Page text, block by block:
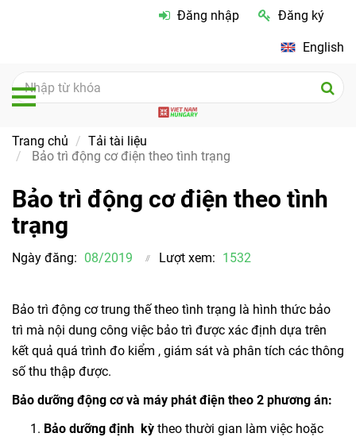
Bảo trì động cơ điện theo tình
trạng
Ngày đăng: 08/2019 Lượt xem: 1532
Bảo trì động cơ trung thế theo tình trạng là hình thức bảo
trì mà nội dung công việc bảo trì được xác định dựa trên
kết quả quá trình đo kiểm , giám sát và phân tích các thông
số thu thập được.
Bảo dưỡng động cơ và máy phát điện theo 2 phương án:
Bảo dưỡng định kỳ theo thười gian làm việc hoặc
Đăng nhập Đăng ký
English
Trang chủ
Tải tài liệu
Bảo trì động cơ điện theo tình trạng